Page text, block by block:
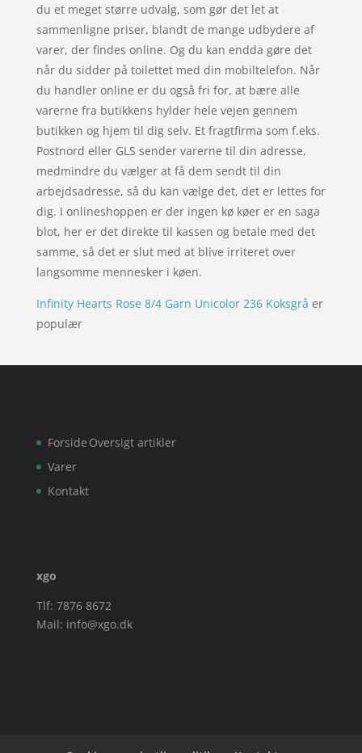
du et meget større udvalg, som gør det let at
sammenligne priser, blandt de mange udbydere af
varer, der findes online. Og du kan endda gøre det
når du sidder på toilettet med din mobiltelefon. Når
du handler online er du også fri for, at bære alle
varerne fra butikkens hylder hele vejen gennem
butikken og hjem til dig selv. Et fragtfirma som f.eks.
Postnord eller GLS sender varerne til din adresse,
medmindre du vælger at få dem sendt til din
arbejdsadresse, så du kan vælge det, det er lettes for
dig. I onlineshoppen er der ingen kø køer er en saga
blot, her er det direkte til kassen og betale med det
samme, så det er slut med at blive irriteret over
langsomme mennesker i køen.
Infinity Hearts Rose 8/4 Garn Unicolor 236 Koksgrå er
populær
Forside
Varer
Kontakt
Oversigt artikler
xgo
Tlf: 7876 8672
Mail: info@xgo.dk